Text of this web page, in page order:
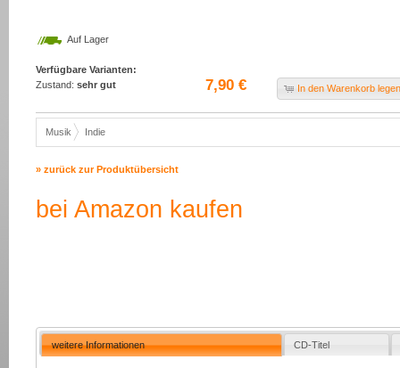
Auf Lager
Verfügbare Varianten:
Zustand: sehr gut 7,90 € In den Warenkorb
Musik Indie
» zurück zur Produktübersicht
bei Amazon kaufen
weitere Informationen CD-Titel